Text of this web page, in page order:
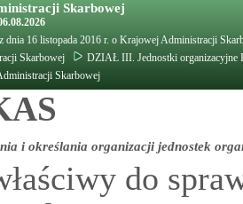
Skarbowej
dnia 16 listopada 2016 r. o Krajowej Administracji
Skarbowej
DZIAŁ III. Jednostki organizacyjne
Skarbowej
i określania organizacji jednostek
do